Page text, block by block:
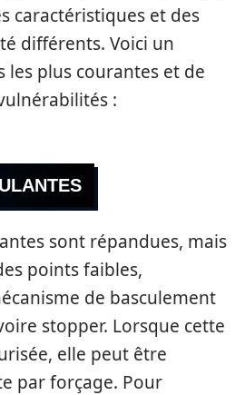
caractéristiques et des
différents. Voici un
les plus courantes et de
:
sont répandues, mais
points faibles,
de basculement
stopper. Lorsque cette
elle peut être
par forçage. Pour